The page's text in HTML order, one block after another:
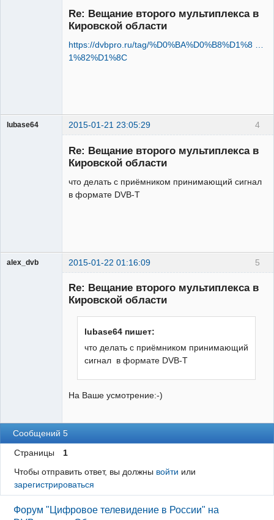
Re: Вещание второго мультиплекса в
Кировской области
https://dvbpro.ru/tag/%D0%BA%D0%B8%D1%8 …
1%82%D1%8C
4
lubase64 2015-01-21 23:05:29
Re: Вещание второго мультиплекса в
Кировской области
что делать с приёмником принимающий сигнал
в формате DVB-T
5
alex_dvb 2015-01-22 01:16:09
Re: Вещание второго мультиплекса в
Кировской области
lubase64 пишет:
что делать с приёмником принимающий
сигнал в формате DVB-T
На Ваше усмотрение:-)
Сообщений 5
Страницы
1
Чтобы отправить ответ, вы должны войти или
зарегистрироваться
Форум "Цифровое телевидение в России" на